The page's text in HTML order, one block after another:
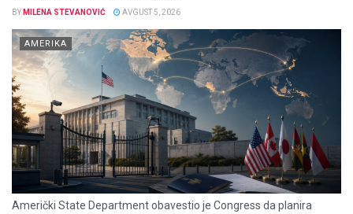
BY MILENA STEVANOVIĆ AVGUST 5, 2026
AMERIKA
Američki State Department obavestio je Congress da planira